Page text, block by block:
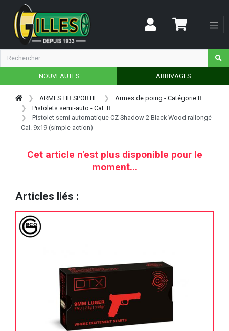
NOUVEAUTES ARRIVAGES
ARMES TIR SPORTIF
Armes de poing - Catégorie B
Pistolets semi-auto - Cat. B
Pistolet semi automatique CZ Shadow 2 Black Wood rallongé
Cal. 9x19 (simple action)
Cet article n'est plus disponible pour le
moment...
Articles liés :